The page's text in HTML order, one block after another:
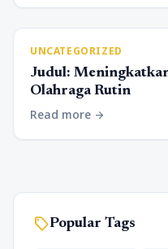
UNCATEGORIZED
Judul:
Olahraga Rutin
Read more arrow_forward
sellPopular Tags